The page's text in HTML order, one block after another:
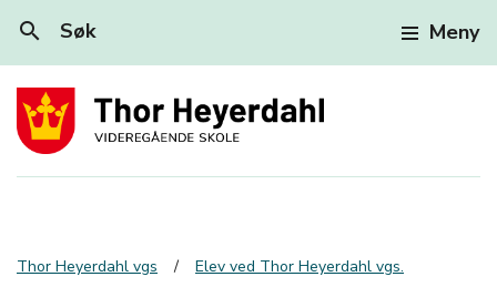
search Søk Meny
Thor Heyerdahl vgs
Elev ved Thor Heyerdahl vgs.